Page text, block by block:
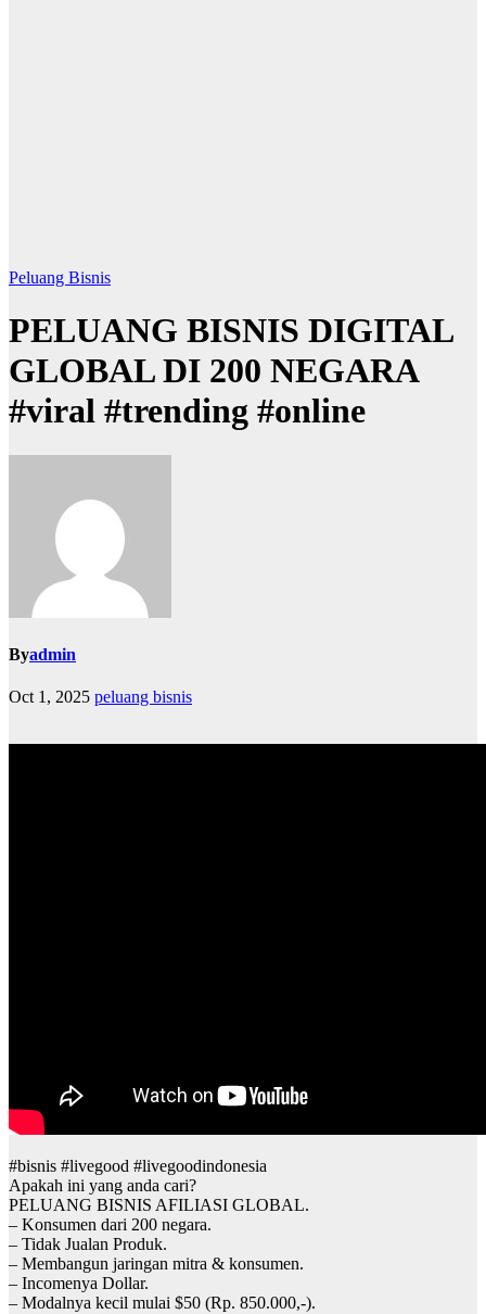
Peluang Bisnis
PELUANG BISNIS DIGITAL
GLOBAL DI 200 NEGARA
#viral #trending #online
Byadmin
Oct 1, 2025 peluang bisnis
#bisnis #livegood #livegoodindonesia
Apakah ini yang anda cari?
PELUANG BISNIS AFILIASI GLOBAL.
– Konsumen dari 200 negara.
– Tidak Jualan Produk.
– Membangun jaringan mitra & konsumen.
– Incomenya Dollar.
– Modalnya kecil mulai $50 (Rp. 850.000,-).